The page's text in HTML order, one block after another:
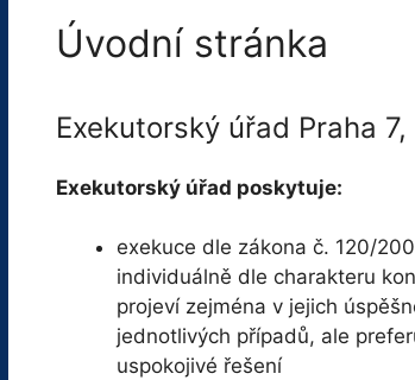
Úvodní stránka
Exekutorský úřad Praha
Exekutorský úřad poskytuje:
exekuce dle zákona č. 120/
individuálně dle charakteru
projeví zejména v jejich
jednotlivých případů, ale
uspokojivé řešení